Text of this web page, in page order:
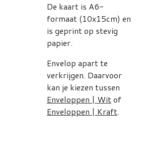
De kaart is A6-
formaat (10x15cm) en
is geprint op stevig
papier.
Envelop apart te
verkrijgen. Daarvoor
kan je kiezen tussen
Enveloppen | Witof
Enveloppen | Kraft.